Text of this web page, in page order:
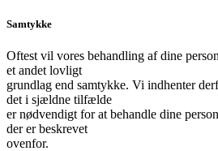
Samtykke
Oftest vil vores behandling af dine
et andet lovligt
grundlag end samtykke. Vi indhenter
det i sjældne tilfælde
er nødvendigt for at behandle dine
der er beskrevet
ovenfor.